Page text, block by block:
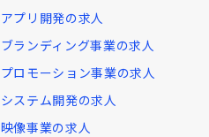
アプリ開発の求人
ブランディング事業の求人
プロモーション事業の求人
システム開発の求人
映像事業の求人